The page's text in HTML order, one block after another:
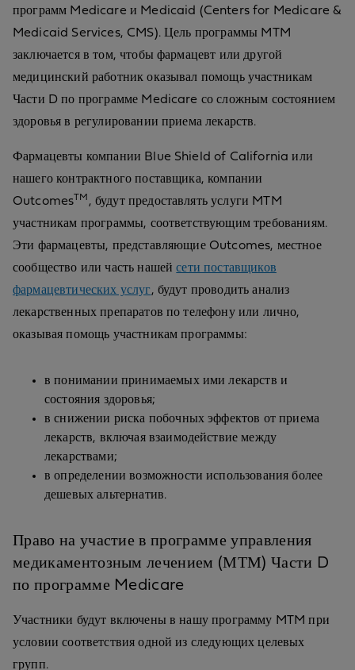
программ Medicare и Medicaid (Centers for Medicare &
Medicaid Services, CMS). Цель программы MTM
заключается в том, чтобы фармацевт или другой
медицинский работник оказывал помощь участникам
Части D по программе Medicare со сложным состоянием
здоровья в регулировании приема лекарств.
Фармацевты компании Blue Shield of California или
нашего контрактного поставщика, компании
OutcomesTM , будут предоставлять услуги MTM
участникам программы, соответствующим требованиям.
Эти фармацевты, представляющие Outcomes, местное
сообщество или часть нашейсети поставщиков
фармацевтических услуг, будут проводить анализ
лекарственных препаратов по телефону или лично,
оказывая помощь участникам программы:
в понимании принимаемых ими лекарств и
состояния здоровья;
в снижении риска побочных эффектов от приема
лекарств, включая взаимодействие между
лекарствами;
в определении возможности использования более
дешевых альтернатив.
Право на участие в программе управления
медикаментозным лечением (МТМ) Части D
по программе Medicare
Участники будут включены в нашу программу MTM при
условии соответствия одной из следующих целевых
групп.